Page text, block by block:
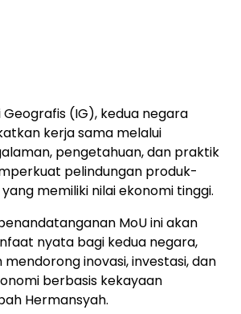
Geografis (IG), kedua negara
kerja sama melalui
pengetahuan, dan praktik
pelindungan produk-
memiliki nilai ekonomi tinggi.
MoU ini akan
nyata bagi kedua negara,
mendorong inovasi, investasi, dan
berbasis kekayaan
Hermansyah.